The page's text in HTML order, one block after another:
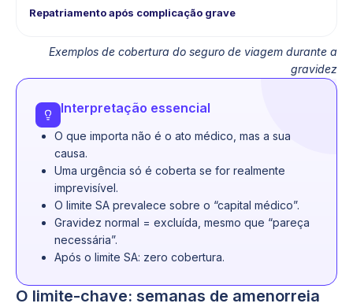
Repatriamento após complicação grave
Exemplos de cobertura do seguro de viagem durante a
gravidez
Interpretação essencial
O que importa não é o ato médico, mas a sua
causa.
Uma urgência só é coberta se for realmente
imprevisível.
O limite SA prevalece sobre o “capital médico”.
Gravidez normal = excluída, mesmo que “pareça
necessária”.
Após o limite SA: zero cobertura.
O limite-chave: semanas de amenorreia